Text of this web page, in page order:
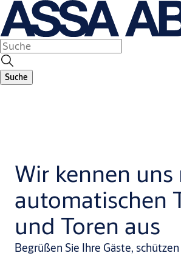
Suche
Wir kennen
automatischen
und Toren aus
Begrüßen Sie Ihre Gäste,